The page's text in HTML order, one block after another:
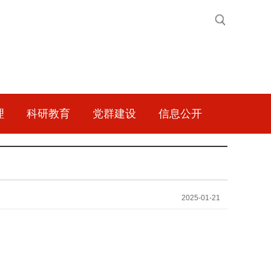
科研教育 党群建设 信息公开
2025-01-21